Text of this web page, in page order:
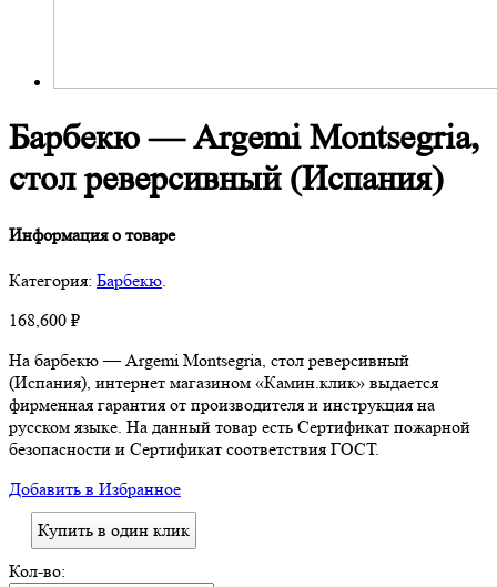
Барбекю — Argemi Montsegria,
стол реверсивный (Испания)
Информация о товаре
Категория: Барбекю.
168,600 ₽
На барбекю — Argemi Montsegria, стол реверсивный
(Испания), интернет магазином «Камин.клик» выдается
фирменная гарантия от производителя и инструкция на
русском языке. На данный товар есть Сертификат пожарной
безопасности и Сертификат соответствия ГОСТ.
Добавить в Избранное
Купить в один клик
Кол-во: